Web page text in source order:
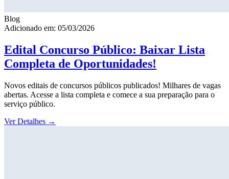
Blog
Adicionado em: 05/03/2026
Edital Concurso Público: Baixar Lista
Completa de Oportunidades!
Novos editais de concursos públicos publicados! Milhares de vagas
abertas. Acesse a lista completa e comece a sua preparação para o
serviço público.
Ver Detalhes →